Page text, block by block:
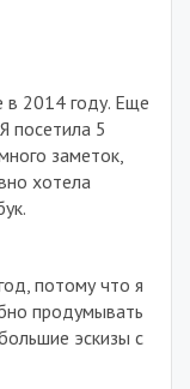
в 2014 году. Еще
посетила 5
заметок,
хотела
потому что я
продумывать
эскизы с